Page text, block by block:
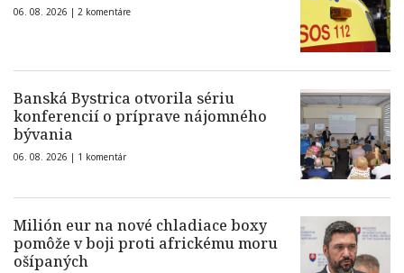
06. 08. 2026 | 2 komentáre
Banská Bystrica otvorila sériu
konferencií o príprave nájomného
bývania
06. 08. 2026 | 1 komentár
Milión eur na nové chladiace boxy
pomôže v boji proti africkému moru
ošípaných